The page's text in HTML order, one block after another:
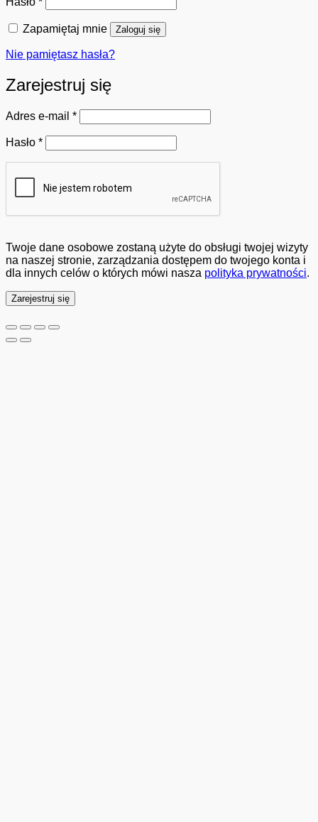
Zapamiętaj mnie Zaloguj się
Nie pamiętasz hasła?
Zarejestruj się
Adres e-mail *Wymagane
Hasło *Wymagane
Twoje dane osobowe zostaną użyte do obsługi twojej wizyty
na naszej stronie, zarządzania dostępem do twojego konta i
dla innych celów o których mówi nasza polityka prywatności.
Zarejestruj się